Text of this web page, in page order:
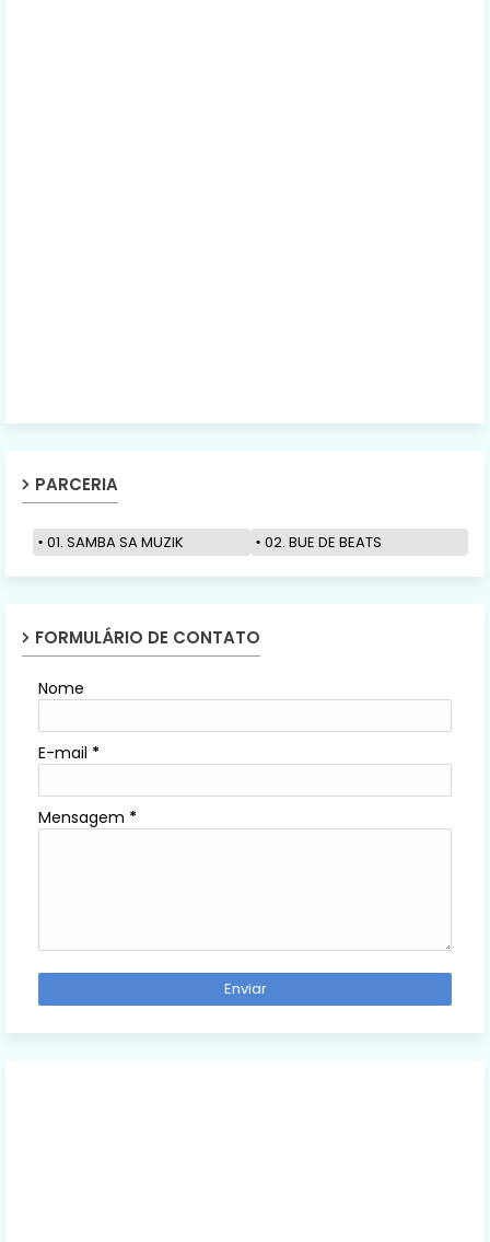
PARCERIA
01. SAMBA SA MUZIK 02. BUE DE BEATS
FORMULÁRIO DE CONTATO
Nome
E-mail *
Mensagem *